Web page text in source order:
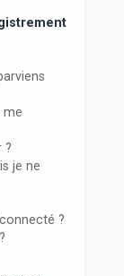
me
?
je ne
?